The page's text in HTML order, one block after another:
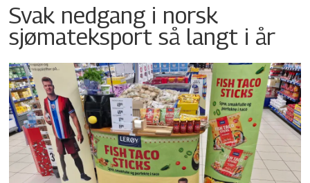
Svak nedgang i norsk
sjømateksport så langt i år